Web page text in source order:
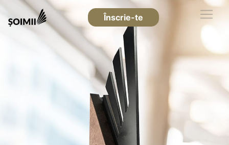
Înscrie-te